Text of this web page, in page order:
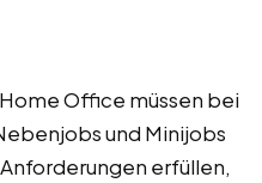
Office müssen bei
und Minijobs
erfüllen,